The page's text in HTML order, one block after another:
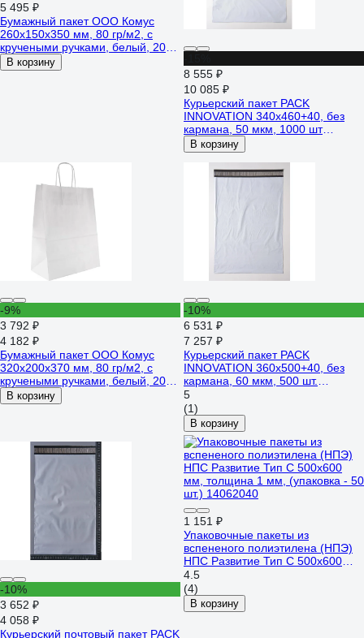
5 495 ₽
Бумажный пакет ООО Комус
260x150x350 мм, 80 гр/м2, с
кручеными ручками, белый, 200
шт. 1871773
В корзину
8 555 ₽
10 085 ₽
Курьерский пакет PACK
INNOVATION 340x460+40, без
кармана, 50 мкм, 1000 шт
IP00KP.KK03446.70-1К
В корзину
-9%
3 792 ₽
4 182 ₽
Бумажный пакет ООО Комус
320x200x370 мм, 80 гр/м2, с
кручеными ручками, белый, 200
шт. 1871774
В корзину
-10%
6 531 ₽
7 257 ₽
Курьерский пакет PACK
INNOVATION 360x500+40, без
кармана, 60 мкм, 500 шт.
IP00KPKK3650.60-500
5
(1)
В корзину
-10%
3 652 ₽
4 058 ₽
Курьерский почтовый пакет PACK
1 151 ₽
Упаковочные пакеты из
вспененого полиэтилена (НПЭ)
НПС Развитие Тип С 500x600
мм, толщина 1 мм, (упаковка - 50
шт.) 14062040
4.5
(4)
В корзину